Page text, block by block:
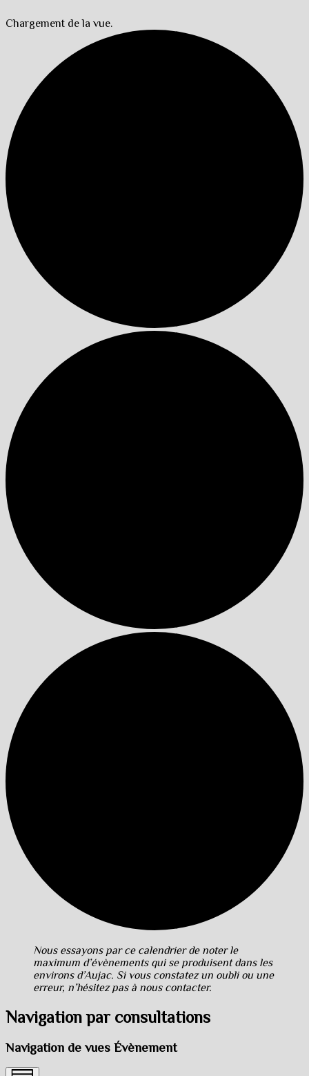
Chargement de la vue.
Nous essayons par ce calendrier de noter le
maximum d’évènements qui se produisent dans les
environs d’Aujac. Si vous constatez un oubli ou une
erreur, n’hésitez pas à nous contacter.
Navigation par consultations
Navigation de vues Évènement